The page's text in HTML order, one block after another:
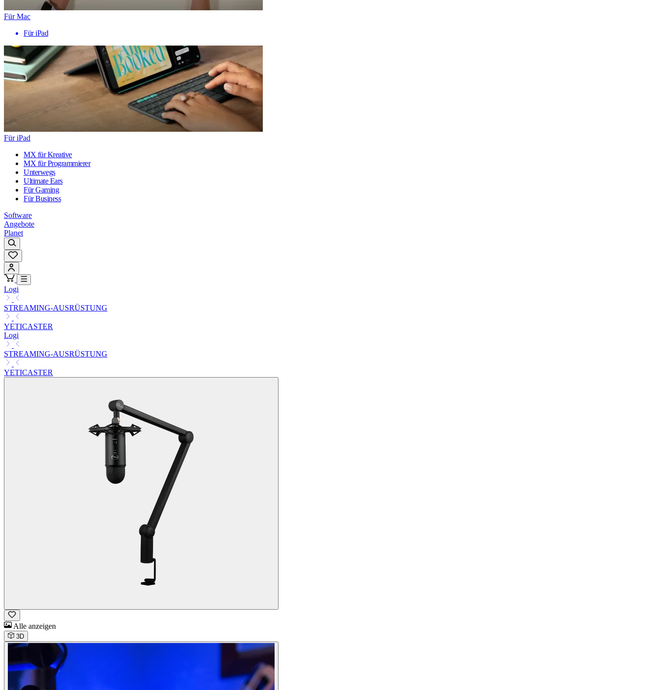
Für Mac
Für iPad
Für iPad
MX für Kreative
MX für Programmierer
Unterwegs
Ultimate Ears
Für Gaming
Für Business
Software
Angebote
Planet
Logi
STREAMING-AUSRÜSTUNG
YETICASTER
Logi
STREAMING-AUSRÜSTUNG
YETICASTER
Alle anzeigen
3D